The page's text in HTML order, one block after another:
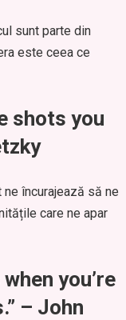
sunt parte din
este ceea ce
shots you
încurajează să ne
care ne apar
you’re
– John